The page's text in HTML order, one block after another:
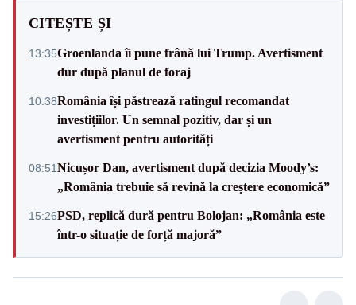
CITEȘTE ȘI
13:35Groenlanda îi pune frână lui Trump. Avertisment
dur după planul de foraj
10:38România își păstrează ratingul recomandat
investițiilor. Un semnal pozitiv, dar și un
avertisment pentru autorități
08:51Nicușor Dan, avertisment după decizia Moody’s:
„România trebuie să revină la creștere economică”
15:26PSD, replică dură pentru Bolojan: „România este
într-o situație de forță majoră”